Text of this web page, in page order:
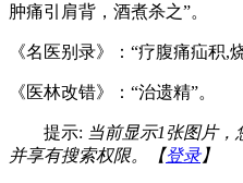
肿痛引肩背，酒煮杀之”。
《名医别录》：“疗腹痛疝积,
《医林改错》：“治遗精”。
提示: 当前显示1张图片，
并享有搜索权限。【登录】